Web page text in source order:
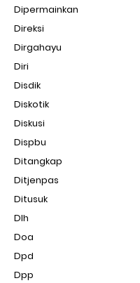
Dipermainkan
Direksi
Dirgahayu
Diri
Disdik
Diskotik
Diskusi
Dispbu
Ditangkap
Ditjenpas
Ditusuk
Dlh
Doa
Dpd
Dpp